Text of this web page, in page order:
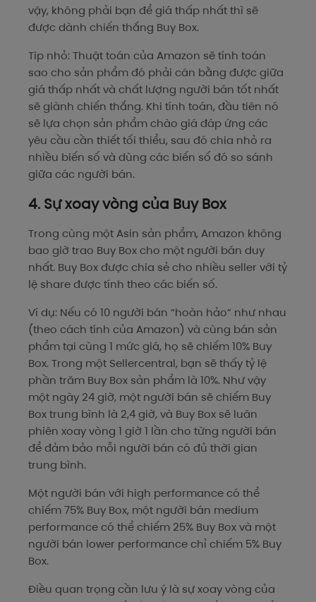
vậy, không phải bạn để giá thấp nhất thì sẽ
được dành chiến thắng Buy Box.
Tip nhỏ: Thuật toán của Amazon sẽ tính toán
sao cho sản phẩm đó phải cân bằng được giữa
giá thấp nhất và chất lượng người bán tốt nhất
sẽ giành chiến thắng. Khi tính toán, đầu tiên nó
sẽ lựa chọn sản phẩm chào giá đáp ứng các
yêu cầu cần thiết tối thiểu, sau đó chia nhỏ ra
nhiều biến số và dùng các biến số đó so sánh
giữa các người bán.
4. Sự xoay vòng của Buy Box
Trong cùng một Asin sản phẩm, Amazon không
bao giờ trao Buy Box cho một người bán duy
nhất. Buy Box được chia sẻ cho nhiều seller với tỷ
lệ share được tính theo các biến số.
Ví dụ: Nếu có 10 người bán “hoàn hảo” như nhau
(theo cách tính của Amazon) và cùng bán sản
phẩm tại cùng 1 mức giá, họ sẽ chiếm 10% Buy
Box. Trong một Sellercentral, bạn sẽ thấy tỷ lệ
phần trăm Buy Box sản phẩm là 10%. Như vậy
một ngày 24 giờ, một người bán sẽ chiếm Buy
Box trung bình là 2,4 giờ, và Buy Box sẽ luân
phiên xoay vòng 1 giờ 1 lần cho từng người bán
để đảm bảo mỗi người bán có đủ thời gian
trung bình.
Một người bán với high performance có thể
chiếm 75% Buy Box, một người bán medium
performance có thể chiếm 25% Buy Box và một
người bán lower performance chỉ chiếm 5% Buy
Box.
Điều quan trọng cần lưu ý là sự xoay vòng của